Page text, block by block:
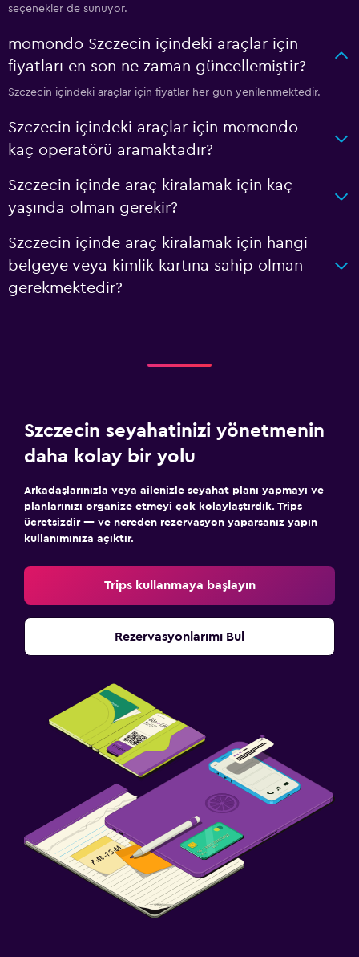
seçenekler de sunuyor.
momondo Szczecin içindeki araçlar için
fiyatları en son ne zaman güncellemiştir?
Szczecin içindeki araçlar için fiyatlar her gün yenilenmektedir.
Szczecin içindeki araçlar için momondo
kaç operatörü aramaktadır?
Szczecin içinde araç kiralamak için kaç
yaşında olman gerekir?
Szczecin içinde araç kiralamak için hangi
belgeye veya kimlik kartına sahip olman
gerekmektedir?
Szczecin seyahatinizi yönetmenin
daha kolay bir yolu
Arkadaşlarınızla veya ailenizle seyahat planı yapmayı ve
planlarınızı organize etmeyi çok kolaylaştırdık. Trips
ücretsizdir — ve nereden rezervasyon yaparsanız yapın
kullanımınıza açıktır.
Trips kullanmaya başlayın
Rezervasyonlarımı Bul